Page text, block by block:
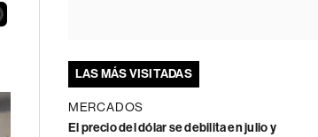
LAS MÁS VISITADAS
MERCADOS
El precio del dólar se debilita en julio y